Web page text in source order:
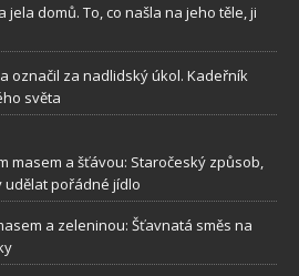
jela domů. To, co našla na jeho těle, ji
označil za nadlidský úkol. Kadeřník
světa
masem a šťávou: Staročeský způsob,
pořádné jídlo
a zeleninou: Šťavnatá směs na